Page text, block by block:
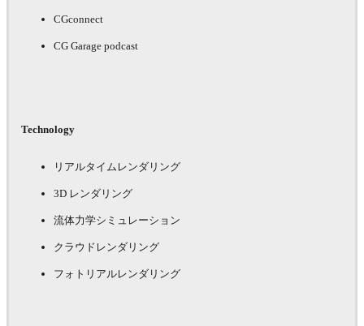
CGconnect
CG Garage podcast
Technology
リアルタイムレンダリング
3D レンダリング
流体力学シミュレーション
クラウドレンダリング
フォトリアルレンダリング